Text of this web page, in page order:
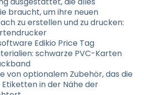
braucht, um ihre neuen
zu erstellen und zu drucken:
Edikio Price Tag
schwarze PVC-Karten
von optionalem Zubehör, das die
in der Nähe der